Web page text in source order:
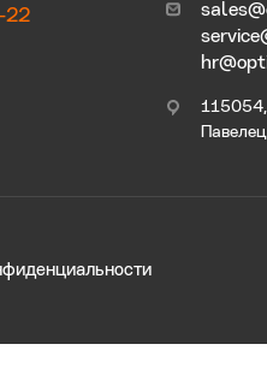
22
115054,